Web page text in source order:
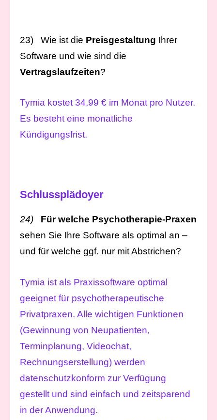
23) Wie ist die Preisgestaltung Ihrer
Software und wie sind die
Vertragslaufzeiten?
Tymia kostet 34,99 € im Monat pro Nutzer.
Es besteht eine monatliche
Kündigungsfrist.
Schlussplädoyer
24) Für welche Psychotherapie-Praxen
sehen Sie Ihre Software als optimal an –
und für welche ggf. nur mit Abstrichen?
Tymia ist als Praxissoftware optimal
geeignet für psychotherapeutische
Privatpraxen. Alle wichtigen Funktionen
(Gewinnung von Neupatienten,
Terminplanung, Videochat,
Rechnungserstellung) werden
datenschutzkonform zur Verfügung
gestellt und sind einfach und zeitsparend
in der Anwendung.